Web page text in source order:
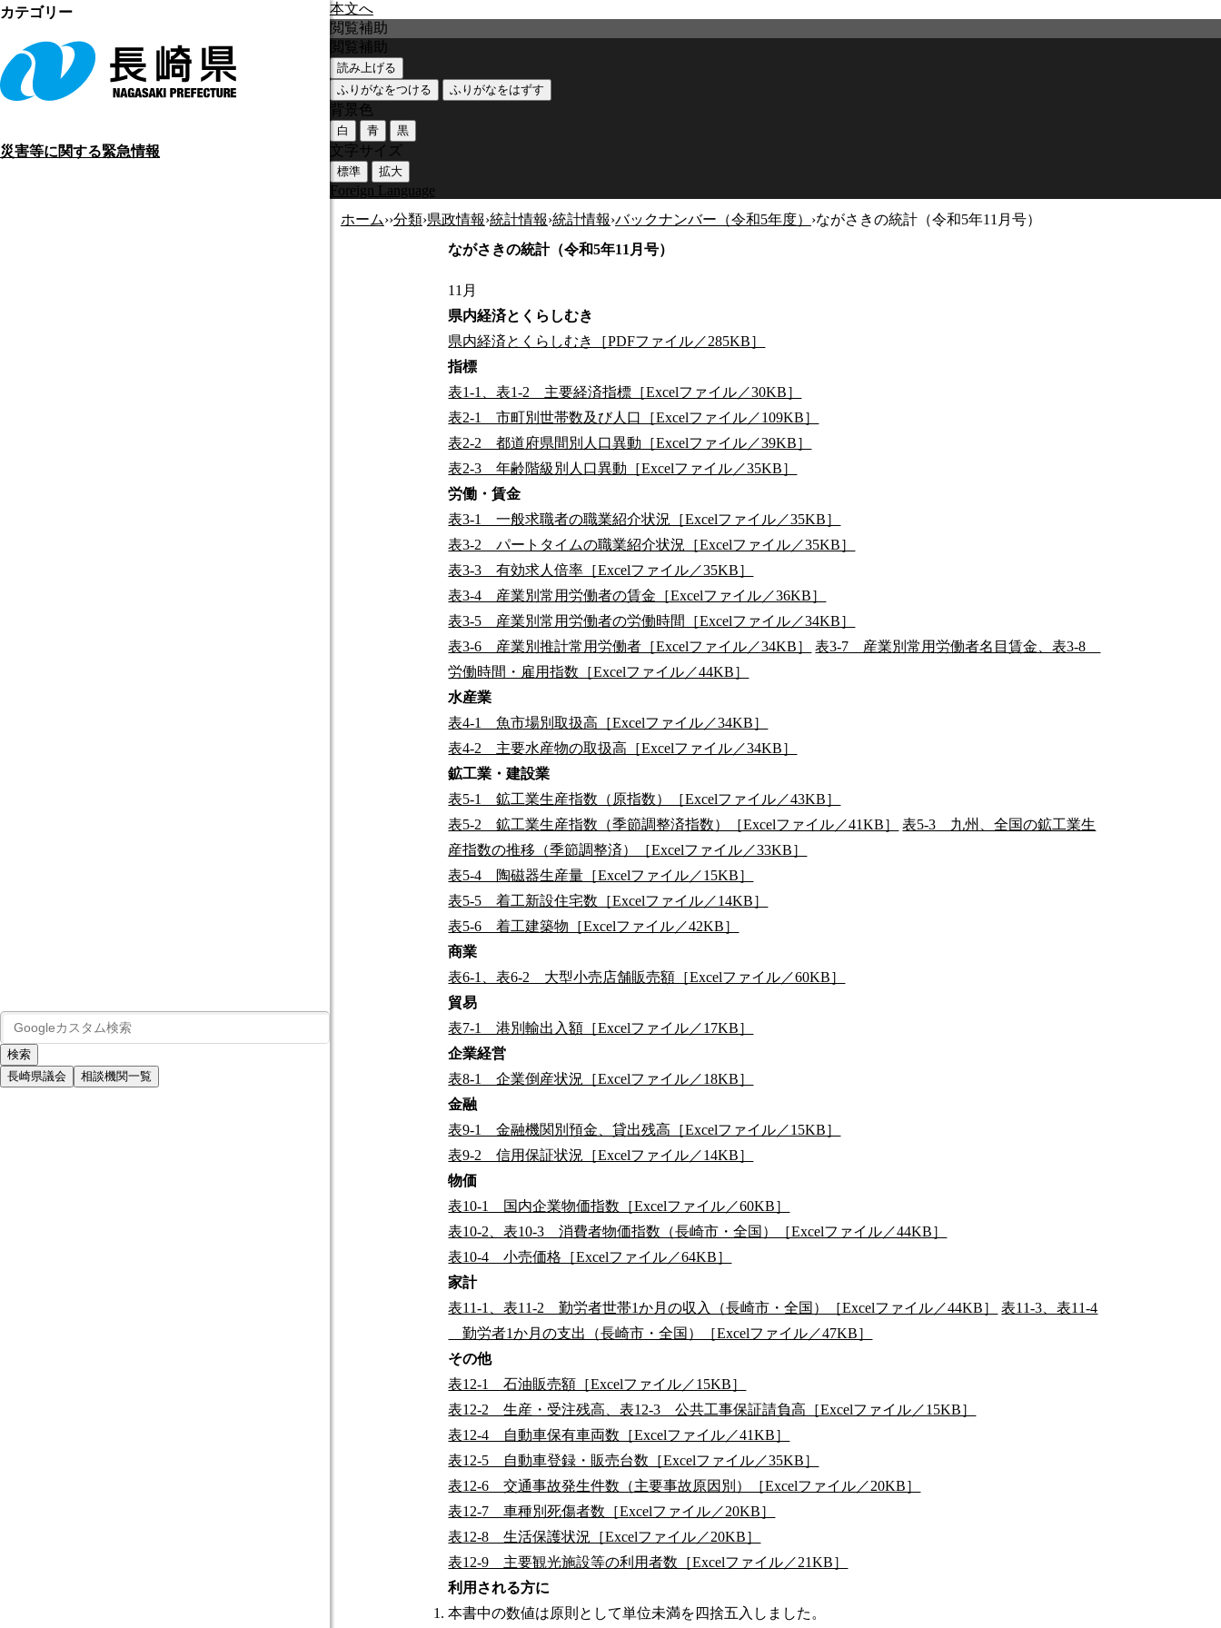
本文へ
災害等に関する緊急情報
長崎県議会 相談機関一覧
閲覧補助
閲覧補助
読み上げる
ふりがなをつける
ふりがなをはずす
背景色
白 青 黒
文字サイズ
標準 拡大
Foreign Language
ホーム››分類›県政情報›統計情報›統計情報›バックナンバー（令和5年度） ›ながさきの統計（令和5年11月号）
ながさきの統計（令和5年11月号）
11月
県内経済とくらしむき
県内経済とくらしむき［PDFファイル／285KB］
指標
表1-1、表1-2 主要経済指標［Excelファイル／30KB］
表2-1 市町別世帯数及び人口［Excelファイル／109KB］
表2-2 都道府県間別人口異動［Excelファイル／39KB］
表2-3 年齢階級別人口異動［Excelファイル／35KB］
労働・賃金
表3-1 一般求職者の職業紹介状況［Excelファイル／35KB］
表3-2 パートタイムの職業紹介状況［Excelファイル／35KB］
表3-3 有効求人倍率［Excelファイル／35KB］
表3-4 産業別常用労働者の賃金［Excelファイル／36KB］
表3-5 産業別常用労働者の労働時間［Excelファイル／34KB］
表3-6 産業別推計常用労働者［Excelファイル／34KB］
表3-7 産業別常用労働者名目賃金、表3-8
労働時間・雇用指数［Excelファイル／44KB］
水産業
表4-1 魚市場別取扱高［Excelファイル／34KB］
表4-2 主要水産物の取扱高［Excelファイル／34KB］
鉱工業・建設業
表5-1 鉱工業生産指数（原指数）［Excelファイル／43KB］
表5-2 鉱工業生産指数（季節調整済指数）［Excelファイル／41KB］
表5-3 九州、全国の鉱工業生
産指数の推移（季節調整済）［Excelファイル／33KB］
表5-4 陶磁器生産量［Excelファイル／15KB］
表5-5 着工新設住宅数［Excelファイル／14KB］
表5-6 着工建築物［Excelファイル／42KB］
商業
表6-1、表6-2 大型小売店舗販売額［Excelファイル／60KB］
貿易
表7-1 港別輸出入額［Excelファイル／17KB］
企業経営
表8-1 企業倒産状況［Excelファイル／18KB］
金融
表9-1 金融機関別預金、貸出残高［Excelファイル／15KB］
表9-2 信用保証状況［Excelファイル／14KB］
物価
表10-1 国内企業物価指数［Excelファイル／60KB］
表10-2、表10-3 消費者物価指数（長崎市・全国）［Excelファイル／44KB］
表10-4 小売価格［Excelファイル／64KB］
家計
表11-1、表11-2 勤労者世帯1か月の収入（長崎市・全国）［Excelファイル／44KB］
表11-3、表11-4
勤労者1か月の支出（長崎市・全国）［Excelファイル／47KB］
その他
表12-1 石油販売額［Excelファイル／15KB］
表12-2 生産・受注残高、表12-3 公共工事保証請負高［Excelファイル／15KB］
表12-4 自動車保有車両数［Excelファイル／41KB］
表12-5 自動車登録・販売台数［Excelファイル／35KB］
表12-6 交通事故発生件数（主要事故原因別）［Excelファイル／20KB］
表12-7 車種別死傷者数［Excelファイル／20KB］
表12-8 生活保護状況［Excelファイル／20KB］
表12-9 主要観光施設等の利用者数［Excelファイル／21KB］
利用される方に
本書中の数値は原則として単位未満を四捨五入しました。
カテゴリー